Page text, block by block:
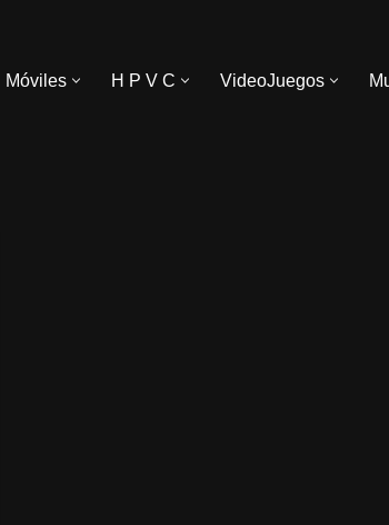
Móviles H P V C VideoJuegos